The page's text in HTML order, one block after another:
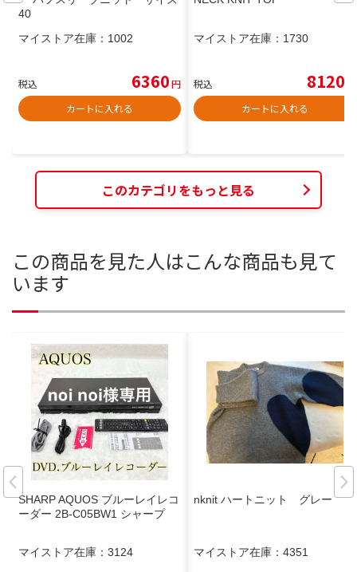
40
マイストア在庫： 1002
税込 6360円
カートに入れる
マイストア在庫： 1730
税込 8120
カートに入れる
このカテゴリをもっと見る
この商品を見た人はこんな商品も見て
います
SHARP AQUOS ブルーレイレコ
ーダー 2B-C05BW1 シャープ
マイストア在庫： 3124
nknit ハートニット グレー
マイストア在庫： 4351